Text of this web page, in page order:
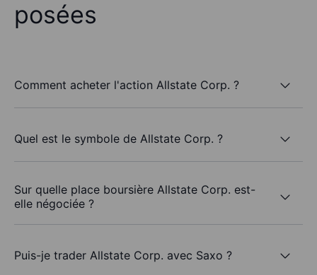
posées
Comment acheter l'action Allstate Corp. ?
Quel est le symbole de Allstate Corp. ?
Sur quelle place boursière Allstate Corp. est-
elle négociée ?
Puis-je trader Allstate Corp. avec Saxo ?